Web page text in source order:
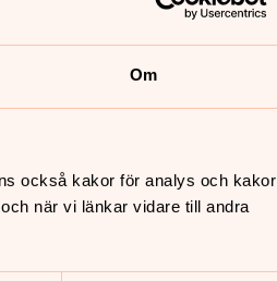
Om
också kakor för analys och kakor
när vi länkar vidare till andra